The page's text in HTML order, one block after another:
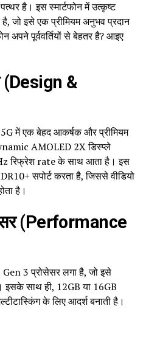
है। इस स्मार्टफोन में उत्कृष्ट
जो इसे एक प्रीमियम अनुभव प्रदान
अपने पूर्ववर्तियों से बेहतर है? आइए
(Design &
में एक बेहद आकर्षक और प्रीमियम
AMOLED 2X डिस्प्ले
रिफ्रेश rate के साथ आता है। इस
सपोर्ट करता है, जिससे वीडियो
है।
(Performance
3 प्रोसेसर लगा है, जो इसे
इसके साथ ही, 12GB या 16GB
के लिए आदर्श बनाती है।